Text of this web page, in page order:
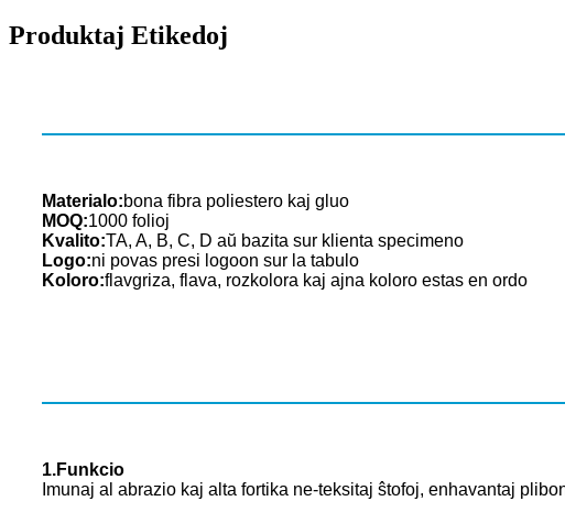
Produktaj Etikedoj
Materialo:bona fibra poliestero kaj gluo
MOQ:1000 folioj
Kvalito:TA, A, B, C, D aŭ bazita sur klienta specimeno
Logo:ni povas presi logoon sur la tabulo
Koloro:flavgriza, flava, rozkolora kaj ajna koloro estas en ordo
1.Funkcio
Imunaj al abrazio kaj alta fortika ne-teksitaj ŝtofoj, enhavantaj